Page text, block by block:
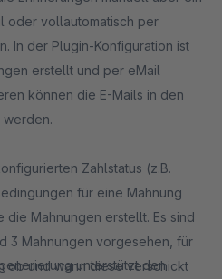
oder vollautomatisch per
In der Plugin-Konfiguration ist
erstellt und per eMail
können die E-Mails in den
Zahlstatus (z.B.
für eine Mahnung
Mahnungen erstellt. Es sind
3 Mahnungen vorgesehen, für
ob und wann diese verschickt
unterstützt den